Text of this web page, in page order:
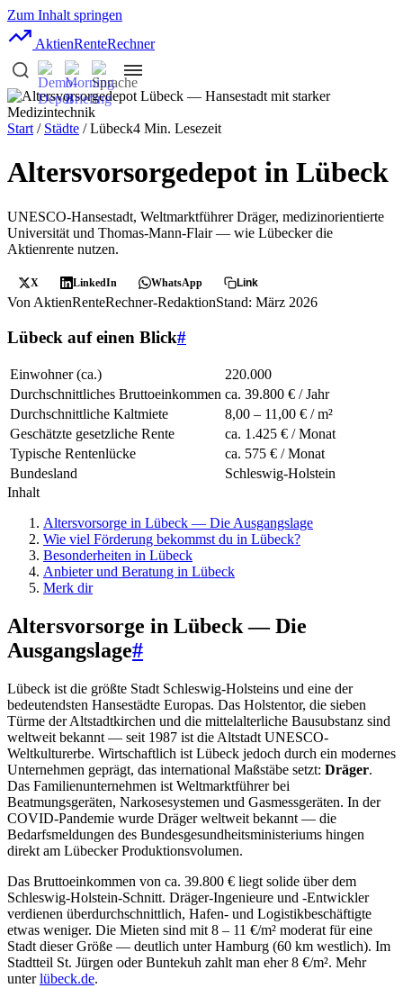
Zum Inhalt springen
AktienRenteRechner
Start / Städte / Lübeck4 Min. Lesezeit
Altersvorsorgedepot in Lübeck
UNESCO-Hansestadt, Weltmarktführer Dräger, medizinorientierte
Universität und Thomas-Mann-Flair — wie Lübecker die
Aktienrente nutzen.
X LinkedIn WhatsApp Link
Von AktienRenteRechner-RedaktionStand: März 2026
Lübeck auf einen Blick#
Einwohner (ca.)
220.000
Durchschnittliches Bruttoeinkommen ca. 39.800 € / Jahr
Durchschnittliche Kaltmiete
8,00 – 11,00 € / m²
Geschätzte gesetzliche Rente
ca. 1.425 € / Monat
Typische Rentenlücke
ca. 575 € / Monat
Bundesland
Schleswig-Holstein
Inhalt
Altersvorsorge in Lübeck — Die Ausgangslage
Wie viel Förderung bekommst du in Lübeck?
Besonderheiten in Lübeck
Anbieter und Beratung in Lübeck
Merk dir
Altersvorsorge in Lübeck — Die
Ausgangslage#
Lübeck ist die größte Stadt Schleswig-Holsteins und eine der
bedeutendsten Hansestädte Europas. Das Holstentor, die sieben
Türme der Altstadtkirchen und die mittelalterliche Bausubstanz sind
weltweit bekannt — seit 1987 ist die Altstadt UNESCO-
Weltkulturerbe. Wirtschaftlich ist Lübeck jedoch durch ein modernes
Unternehmen geprägt, das international Maßstäbe setzt: Dräger.
Das Familienunternehmen ist Weltmarktführer bei
Beatmungsgeräten, Narkosesystemen und Gasmessgeräten. In der
COVID-Pandemie wurde Dräger weltweit bekannt — die
Bedarfsmeldungen des Bundesgesundheitsministeriums hingen
direkt am Lübecker Produktionsvolumen.
Das Bruttoeinkommen von ca. 39.800 € liegt solide über dem
Schleswig-Holstein-Schnitt. Dräger-Ingenieure und -Entwickler
verdienen überdurchschnittlich, Hafen- und Logistikbeschäftigte
etwas weniger. Die Mieten sind mit 8 – 11 €/m² moderat für eine
Stadt dieser Größe — deutlich unter Hamburg (60 km westlich). Im
Stadtteil St. Jürgen oder Buntekuh zahlt man eher 8 €/m². Mehr
unterlübeck.de.